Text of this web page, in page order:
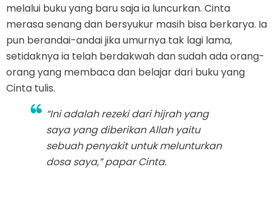
melalui buku yang baru saja ia luncurkan. Cinta
merasa senang dan bersyukur masih bisa berkarya. Ia
pun berandai-andai jika umurnya tak lagi lama,
setidaknya ia telah berdakwah dan sudah ada orang-
orang yang membaca dan belajar dari buku yang
Cinta tulis.
“Ini adalah rezeki dari hijrah yang
saya yang diberikan Allah yaitu
sebuah penyakit untuk melunturkan
dosa saya,” papar Cinta.